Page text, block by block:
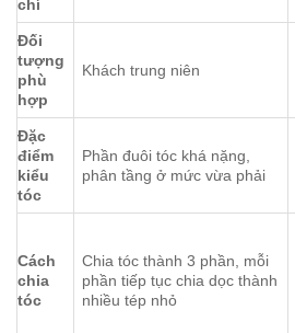
chí
Đối
tượng
phù
hợp
Khách trung niên
Đặc
điểm
kiểu
tóc
Phần đuôi tóc khá nặng,
phân tầng ở mức vừa phải
Cách
chia
tóc
Chia tóc thành 3 phần, mỗi
phần tiếp tục chia dọc thành
nhiều tép nhỏ